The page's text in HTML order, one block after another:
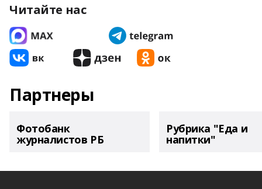
Читайте нас
Партнеры
Фотобанк
журналистов РБ
Рубрика "Еда и
напитки"